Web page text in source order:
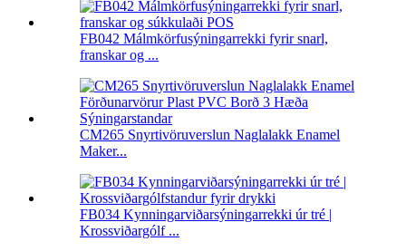
FB042 Málmkörfusýningarrekki fyrir snarl,
franskar og ...
CM265 Snyrtivöruverslun Naglalakk Enamel
Maker...
FB034 Kynningarviðarsýningarrekki úr tré |
Krossviðargólf ...